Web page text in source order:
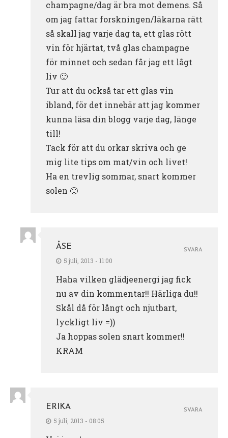
champagne/dag är bra mot demens. Så
om jag fattar forskningen/läkarna rätt
så skall jag varje dag ta, ett glas rött
vin för hjärtat, två glas champagne
för minnet och sedan får jag ett lågt
liv 🙂
Tur att du också tar ett glas vin
ibland, för det innebär att jag kommer
kunna läsa din blogg varje dag, länge
till!
Tack för att du orkar skriva och ge
mig lite tips om mat/vin och livet!
Ha en trevlig sommar, snart kommer
solen 🙂
ÅSE
5 juli, 2013 - 11:00
Haha vilken glädjeenergi jag fick
nu av din kommentar!! Härliga du!!
Skål då för långt och njutbart,
lyckligt liv =))
Ja hoppas solen snart kommer!!
KRAM
SVARA
ERIKA
5 juli, 2013 - 08:05
SVARA